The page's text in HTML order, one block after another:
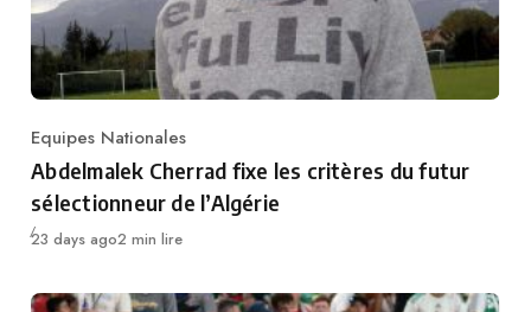
Category
Equipes Nationales
Abdelmalek Cherrad fixe les critères du futur
sélectionneur de l’Algérie
Publié
23 days ago2 min lire